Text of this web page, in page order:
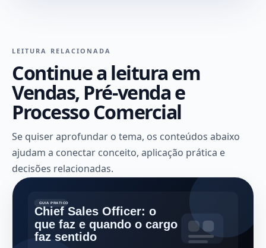
LEITURA RELACIONADA
Continue a leitura em
Vendas, Pré-venda e
Processo Comercial
Se quiser aprofundar o tema, os conteúdos abaixo
ajudam a conectar conceito, aplicação prática e
decisões relacionadas.